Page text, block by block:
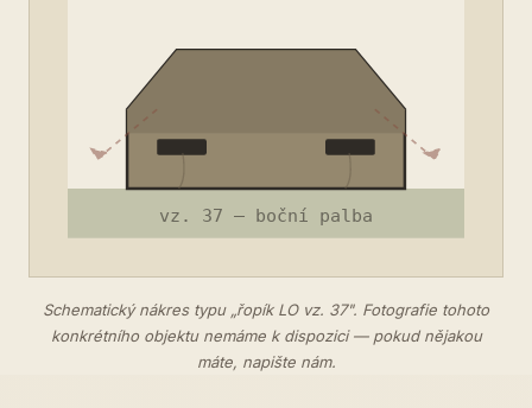
Schematický nákres typu „řopík LO vz. 37". Fotografie tohoto
konkrétního objektu nemáme k dispozici — pokud nějakou
máte, napište nám.